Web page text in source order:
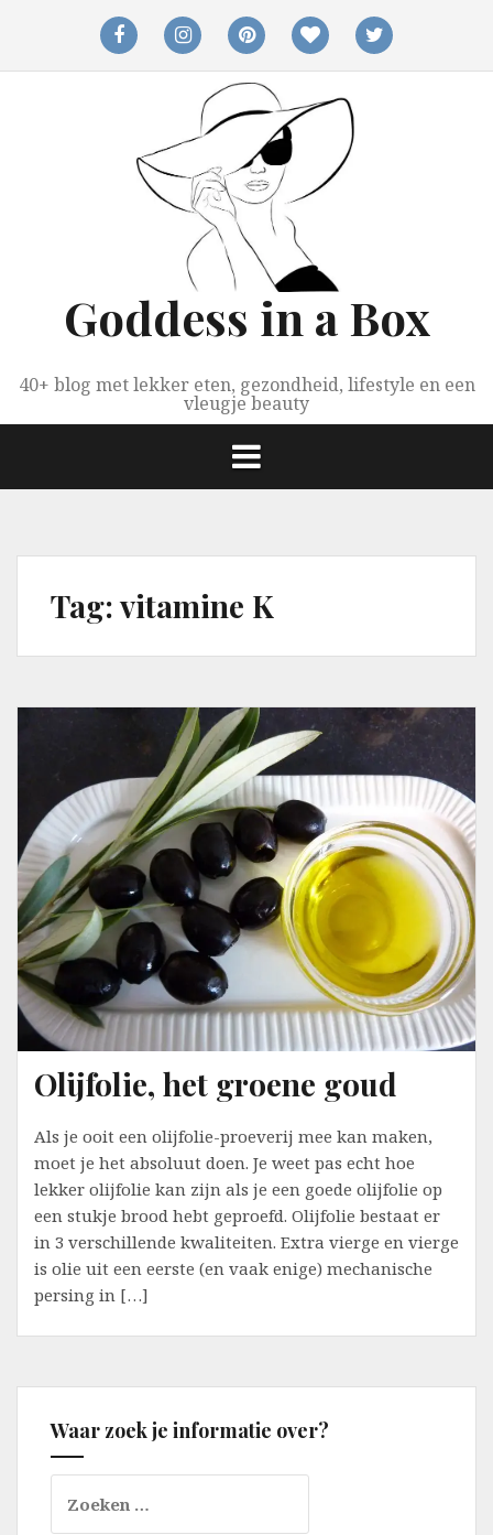
facebookinstagrampinterestbloglovintwitter
Goddess in a Box
40+ blog met lekker eten, gezondheid, lifestyle en een
vleugje beauty
Tag:vitamine K
Olijfolie, het groene goud
Als je ooit een olijfolie-proeverij mee kan maken,
moet je het absoluut doen. Je weet pas echt hoe
lekker olijfolie kan zijn als je een goede olijfolie op
een stukje brood hebt geproefd. Olijfolie bestaat er
in 3 verschillende kwaliteiten. Extra vierge en vierge
is olie uit een eerste (en vaak enige) mechanische
persing in […]
Waar zoek je informatie over?
naar: